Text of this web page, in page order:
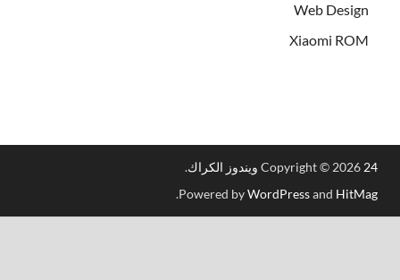
Web Design
Xiaomi ROM
Copyright © 2026
.
Powered byWordPressand
.